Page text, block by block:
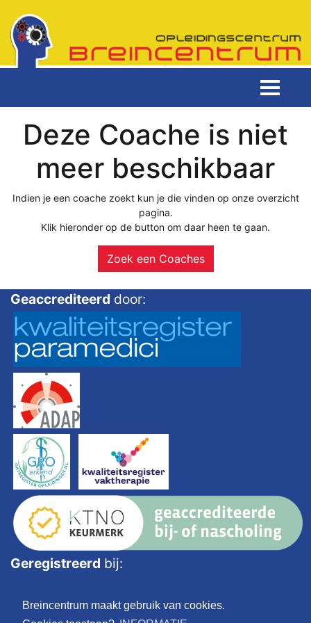
Breincentrum maakt gebruik van cookies.
Deze Coache is niet
meer beschikbaar
Indien je een coache zoekt kun je die vinden op onze overzicht
pagina.
Klik hieronder op de button om daar heen te gaan.
Zoek een Coaches
Geaccrediteerd door:
Geregistreerd bij: